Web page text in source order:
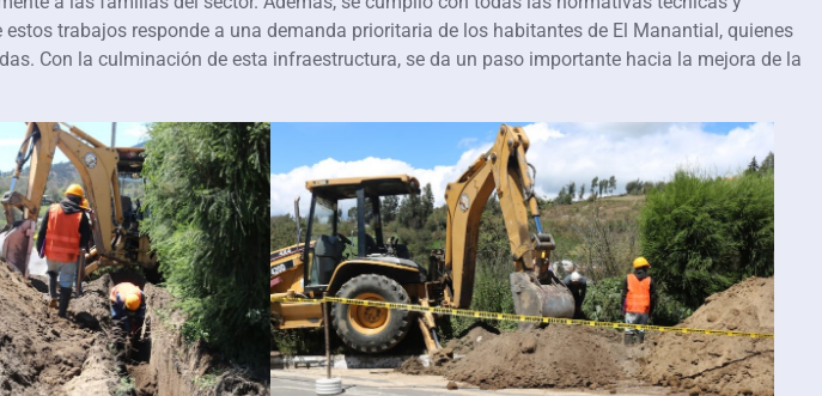
trabajos responde a una demanda prioritaria de los habitantes de El Manantial, quienes
Con la culminación de esta infraestructura, se da un paso importante hacia la mejora de la